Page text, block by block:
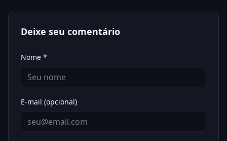
Deixe seu comentário
Nome *
E-mail (opcional)